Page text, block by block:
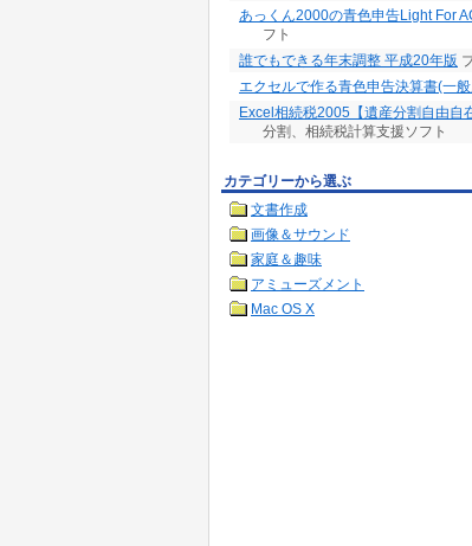
あっくん2000の青色申告Light For
フト
誰でもできる年末調整 平成20年版
エクセルで作る青色申告決算書(一
Excel相続税2005【遺産分割自由自
分割、相続税計算支援ソフト
カテゴリーから選ぶ
文書作成
画像＆サウンド
家庭＆趣味
アミューズメント
Mac OS X